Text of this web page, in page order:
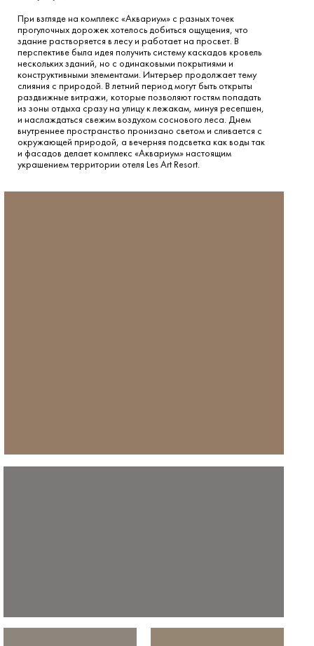
При взгляде на комплекс «Аквариум» с разных точек
прогулочных дорожек хотелось добиться ощущения, что
здание растворяется в лесу и работает на просвет. В
перспективе была идея получить систему каскадов кровель
нескольких зданий, но с одинаковыми покрытиями и
конструктивными элементами. Интерьер продолжает тему
слияния с природой. В летний период могут быть открыты
раздвижные витражи, которые позволяют гостям попадать
из зоны отдыха сразу на улицу к лежакам, минуя ресепшен,
и наслаждаться свежим воздухом соснового леса. Днем
внутреннее пространство пронизано светом и сливается с
окружающей природой, а вечерняя подсветка как воды так
и фасадов делает комплекс «Аквариум» настоящим
украшением территории отеля Les Art Resort.